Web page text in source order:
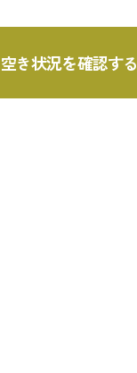
空き状況を確認する